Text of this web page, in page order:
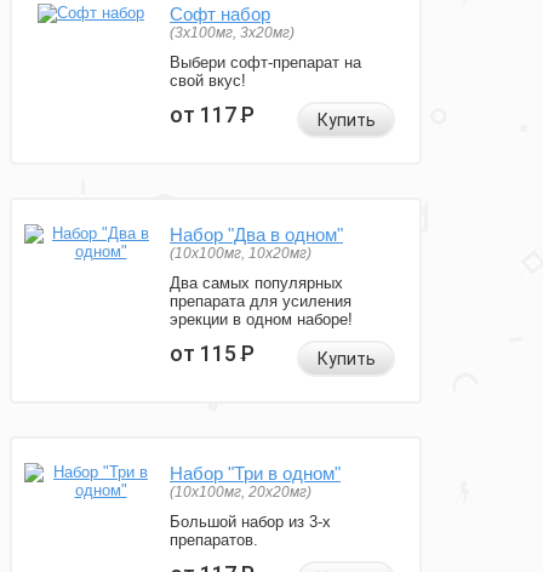
Софт набор
(3x100мг, 3x20мг)
Выбери софт-препарат на
свой вкус!
от 117Р Купить
Набор "Два в одном"
(10x100мг, 10x20мг)
Два самых популярных
препарата для усиления
эрекции в одном наборе!
от 115Р Купить
Набор "Три в одном"
(10x100мг, 20x20мг)
Большой набор из 3-х
препаратов.